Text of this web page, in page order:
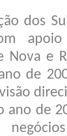
dos
Nova e
de
ano de